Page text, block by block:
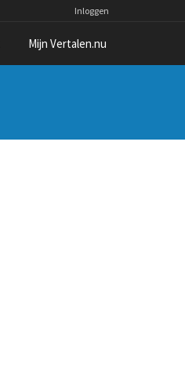
Inloggen
Mijn Vertalen.nu